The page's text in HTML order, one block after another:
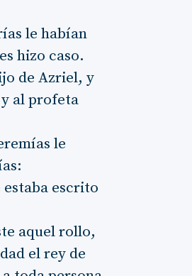
le habían
hizo caso.
de Azriel, y
al profeta
le
escrito
aquel rollo,
el rey de